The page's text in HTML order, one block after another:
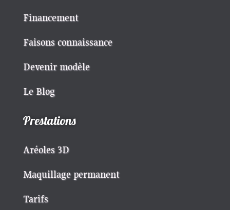
Financement
Faisons connaissance
Devenir modèle
Le Blog
Prestations
Aréoles 3D
Maquillage permanent
Tarifs